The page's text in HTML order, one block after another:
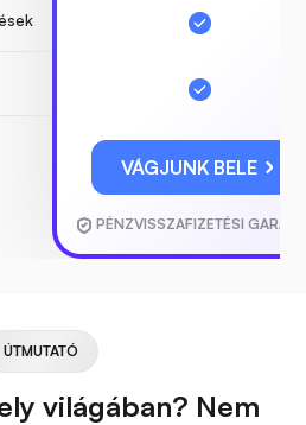
VÁGJUNK BELE
PÉNZVISSZAFIZETÉSI
ÚTMUTATÓ
világában? Nem